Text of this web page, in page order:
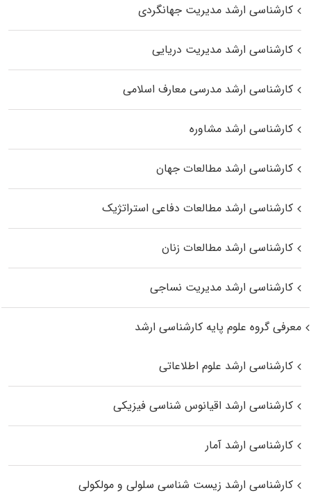
کارشناسی ارشد مدیریت جهانگردی
کارشناسی ارشد مدیریت دریایی
کارشناسی ارشد مدرسی معارف اسلامی
کارشناسی ارشد مشاوره
کارشناسی ارشد مطالعات جهان
کارشناسی ارشد مطالعات دفاعی استراتژیک
کارشناسی ارشد مطالعات زنان
کارشناسی ارشد مدیریت نساجی
معرفی گروه علوم پایه کارشناسی ارشد
کارشناسی ارشد علوم اطلاعاتی
کارشناسی ارشد اقیانوس‌ شناسی فیزیکی
کارشناسی ارشد آمار
کارشناسی ارشد زیست شناسی سلولی و مولکولی